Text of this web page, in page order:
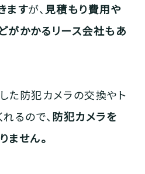
ますが、 見積もり費用や
がかかるリース会社もあ
た防犯カメラの交換やト
るので、 防犯カメラを
ません。